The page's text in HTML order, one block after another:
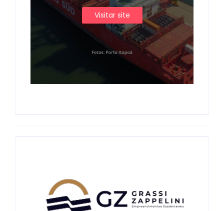
Visitar site